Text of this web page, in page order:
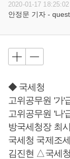
2020-01-17 18:25:02
안정문 기자 -
◆ 국세청
고위공무원 '가'
고위공무원 '나'
방국세청장 최
국세청 국제조
김진현 △국세